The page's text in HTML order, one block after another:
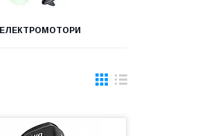
ЕЛЕКТРОМОТОРИ